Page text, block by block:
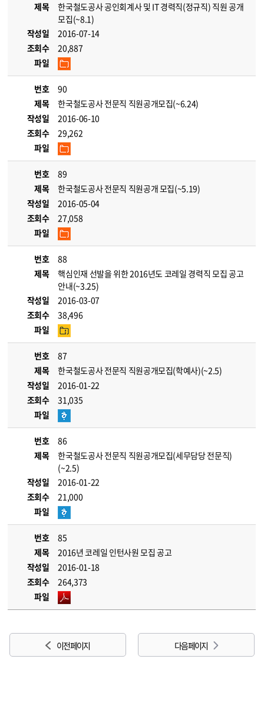
제목
한국철도공사 공인회계사 및 IT 경력직(정규직) 직원 공개
모집(~8.1)
작성일
2016-07-14
조회수
20,887
파일
번호
90
제목
한국철도공사 전문직 직원공개모집(~6.24)
작성일
2016-06-10
조회수
29,262
파일
번호
89
제목
한국철도공사 전문직 직원공개 모집(~5.19)
작성일
2016-05-04
조회수
27,058
파일
번호
88
제목
핵심인재 선발을 위한 2016년도 코레일 경력직 모집 공고
안내(~3.25)
작성일
2016-03-07
조회수
38,496
파일
번호
87
제목
한국철도공사 전문직 직원공개모집(학예사)(~2.5)
작성일
2016-01-22
조회수
31,035
파일
번호
86
제목
한국철도공사 전문직 직원공개모집(세무담당 전문직)
(~2.5)
작성일
2016-01-22
조회수
21,000
파일
번호
85
제목
2016년 코레일 인턴사원 모집 공고
작성일
2016-01-18
조회수
264,373
파일
이전 페이지 다음 페이지